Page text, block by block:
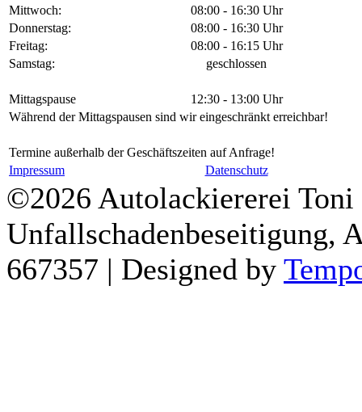
Mittwoch:
08:00 - 16:30 Uhr
Donnerstag:
08:00 - 16:30 Uhr
Freitag:
08:00 - 16:15 Uhr
Samstag:
geschlossen
Mittagspause
12:30 - 13:00 Uhr
Während der Mittagspausen sind wir eingeschränkt erreichbar!
Termine außerhalb der Geschäftszeiten auf Anfrage!
Impressum
Datenschutz
©2026 Autolackiererei
Unfallschadenbeseitigung,
667357 | Designed by